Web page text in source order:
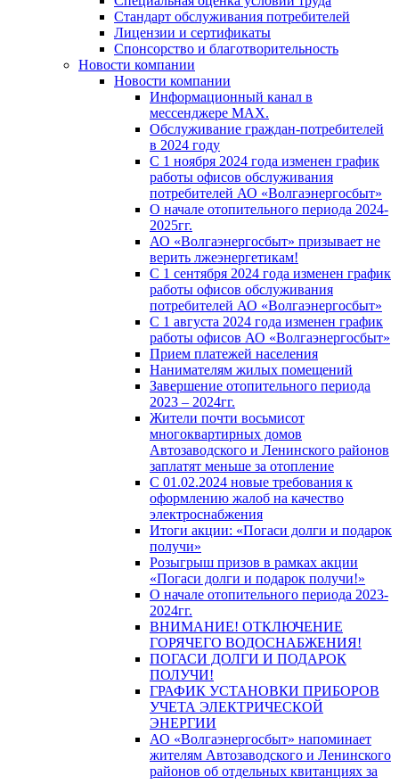
Стандарт обслуживания потребителей
Лицензии и сертификаты
Спонсорство и благотворительность
Новости компании
Новости компании
Информационный канал в
мессенджере MAX.
Обслуживание граждан-потребителей
в 2024 году
С 1 ноября 2024 года изменен график
работы офисов обслуживания
потребителей АО «Волгаэнергосбыт»
О начале отопительного периода 2024-
2025гг.
АО «Волгаэнергосбыт» призывает не
верить лжеэнергетикам!
С 1 сентября 2024 года изменен график
работы офисов обслуживания
потребителей АО «Волгаэнергосбыт»
С 1 августа 2024 года изменен график
работы офисов АО «Волгаэнергосбыт»
Прием платежей населения
Нанимателям жилых помещений
Завершение отопительного периода
2023 – 2024гг.
Жители почти восьмисот
многоквартирных домов
Автозаводского и Ленинского районов
заплатят меньше за отопление
С 01.02.2024 новые требования к
оформлению жалоб на качество
электроснабжения
Итоги акции: «Погаси долги и подарок
получи»
Розыгрыш призов в рамках акции
«Погаси долги и подарок получи!»
О начале отопительного периода 2023-
2024гг.
ВНИМАНИЕ! ОТКЛЮЧЕНИЕ
ГОРЯЧЕГО ВОДОСНАБЖЕНИЯ!
ПОГАСИ ДОЛГИ И ПОДАРОК
ПОЛУЧИ!
ГРАФИК УСТАНОВКИ ПРИБОРОВ
УЧЕТА ЭЛЕКТРИЧЕСКОЙ
ЭНЕРГИИ
АО «Волгаэнергосбыт» напоминает
жителям Автозаводского и Ленинского
районов об отдельных квитанциях за